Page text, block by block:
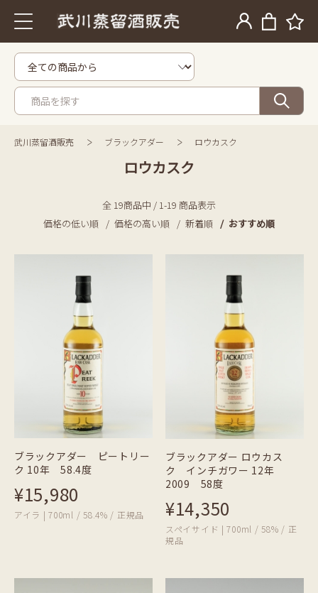
武川蒸留酒販売 ブラックアダー ロウカスク
ロウカスク
全 19商品中 / 1-19 商品表示
価格の低い順
価格の高い順 新着順 おすすめ順
ブラックアダー ピートリー
ク 10年 58.4度
¥15,980
アイラ | 700ml / 58.4% / 正規品
ブラックアダー ロウカス
ク インチガワー 12年
2009 58度
¥14,350
スペイサイド | 700ml / 58% / 正
規品